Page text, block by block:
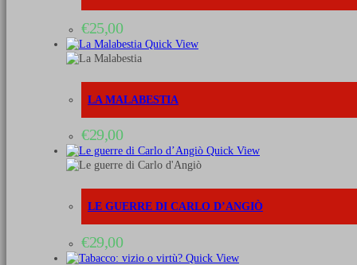
€25,00
Quick View
LA MALABESTIA
€29,00
Quick View
LE GUERRE DI CARLO D’ANGIÒ
€29,00
Quick View